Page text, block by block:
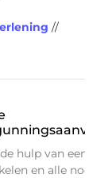
//
hulp van een
en alle nodige